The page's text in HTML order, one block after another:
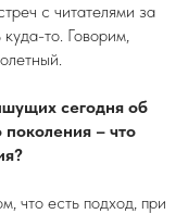
с читателями за
то. Говорим,
сегодня об
– что
что есть подход, при